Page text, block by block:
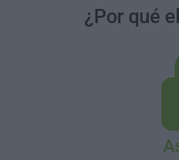
¿Por qué